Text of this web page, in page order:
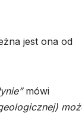
jest ona od
mówi